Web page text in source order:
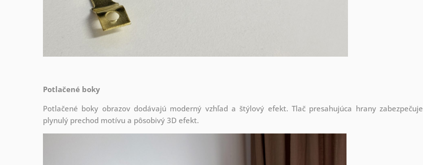
Potlačené boky
Potlačené boky obrazov dodávajú moderný vzhľad a štýlový efekt. Tlač presahujúca hrany zabezpečuje
plynulý prechod motívu a pôsobivý 3D efekt.